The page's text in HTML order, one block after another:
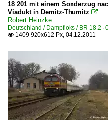
Zementzüge
Unternehmen
Lotos Kolej Sp. z
Rail Polska Sp.
Slowakei
18 201 mit einem Sonderzug
Viadukt in Demitz-Thumitz 
Robert Heinzke
Deutschland / Dampfloks / BR 18.2
 1409 920x612 Px, 04.12.2011